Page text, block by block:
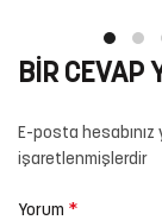
BIR CEVAP
E-posta hesabınız
işaretlenmişlerdir
Yorum *